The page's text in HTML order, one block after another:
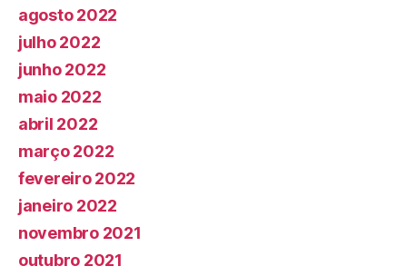
agosto 2022
julho 2022
junho 2022
maio 2022
abril 2022
março 2022
fevereiro 2022
janeiro 2022
novembro 2021
outubro 2021